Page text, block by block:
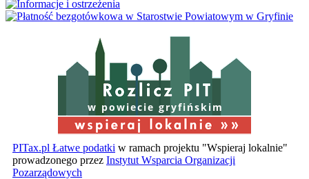
w powiecie gryfińskim
PITax.pl Łatwe podatki w ramach projektu "Wspieraj lokalnie"
prowadzonego przez Instytut Wsparcia Organizacji
Pozarządowych